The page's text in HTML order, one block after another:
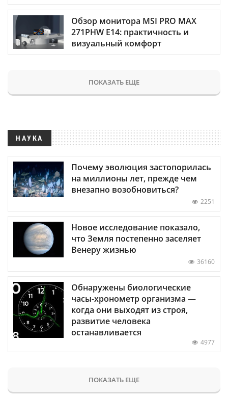
Обзор монитора MSI PRO MAX
271PHW E14: практичность и
визуальный комфорт
ПОКАЗАТЬ ЕЩЕ
НАУКА
Почему эволюция застопорилась
на миллионы лет, прежде чем
внезапно возобновиться?
2251
Новое исследование показало,
что Земля постепенно заселяет
Венеру жизнью
36160
Обнаружены биологические
часы-хронометр организма —
когда они выходят из строя,
развитие человека
останавливается
4977
ПОКАЗАТЬ ЕЩЕ